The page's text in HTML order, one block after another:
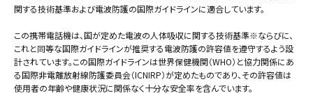
関する技術基準および電波防護の国際ガイドラインに適合しています。
この携帯電話機は、国が定めた電波の人体吸収に関する技術基準※ならびに、
これと同等な国際ガイドラインが推奨する電波防護の許容値を遵守するよう設
計されています。この国際ガイドラインは世界保健機関（WHO）と協力関係にあ
る国際非電離放射線防護委員会（ICNIRP）が定めたものであり、その許容値は
使用者の年齢や健康状況に関係なく十分な安全率を含んでいます。